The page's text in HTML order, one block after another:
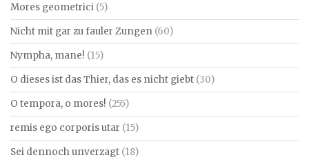
Mores geometrici (5)
Nicht mit gar zu fauler Zungen (60)
Nympha, mane! (15)
O dieses ist das Thier, das es nicht giebt (30)
O tempora, o mores! (255)
remis ego corporis utar (15)
Sei dennoch unverzagt (18)